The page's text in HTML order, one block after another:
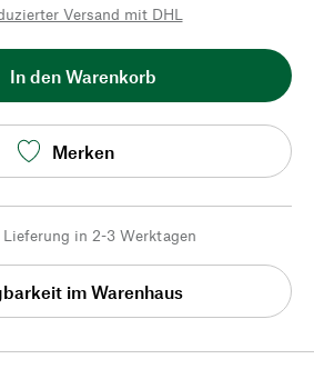
Versand mit DHL
In den Warenkorb
Merken
Lieferung in 2-3 Werktagen
im Warenhaus